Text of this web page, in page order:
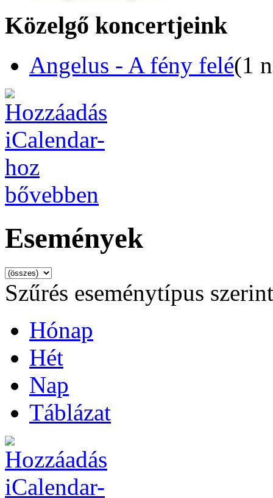
Közelgő koncertjeink
Angelus - A fény felé(1
bővebben
Események
Szűrés eseménytípus szerint
Hónap
Hét
Nap
Táblázat